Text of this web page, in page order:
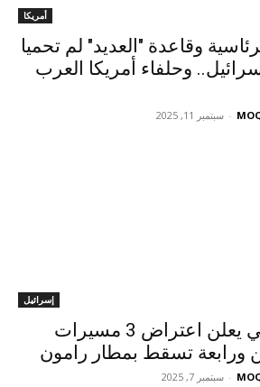
أمريكا
وقاعدة "العديد" لم تحميا
وحلفاء أمريكا العرب
- سبتمبر 11, 2025
إسرائيل
الجيش الإسرائيلي يعلن اعتراض 3 مسيرات
ورابعة تسقط بمطار رامون
- سبتمبر 7, 2025